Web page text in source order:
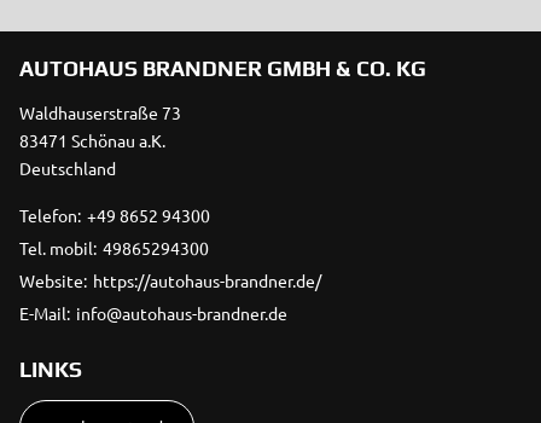
AUTOHAUS BRANDNER GMBH & CO. KG
Waldhauserstraße 73
83471 Schönau a.K.
Deutschland
Telefon: +49 8652 94300
Tel. mobil: 49865294300
Website: https://autohaus-brandner.de/
E-Mail: info@autohaus-brandner.de
LINKS